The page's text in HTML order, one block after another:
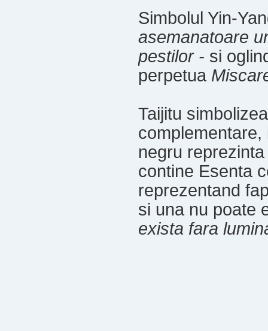
Simbolul Yin-
asemanatoare
pestilor - si
perpetua
Taijitu
negru
contine Esenta
reprezentand
si una nu poate
exista fara